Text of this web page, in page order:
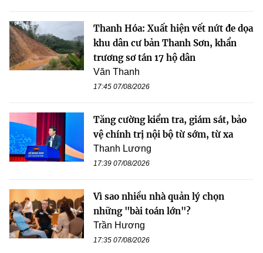
Thanh Hóa: Xuất hiện vết nứt đe dọa
khu dân cư bản Thanh Sơn, khẩn
trương sơ tán 17 hộ dân
Văn Thanh
17:45 07/08/2026
Tăng cường kiểm tra, giám sát, bảo
vệ chính trị nội bộ từ sớm, từ xa
Thanh Lương
17:39 07/08/2026
Vì sao nhiều nhà quản lý chọn
những "bài toán lớn"?
Trần Hương
17:35 07/08/2026